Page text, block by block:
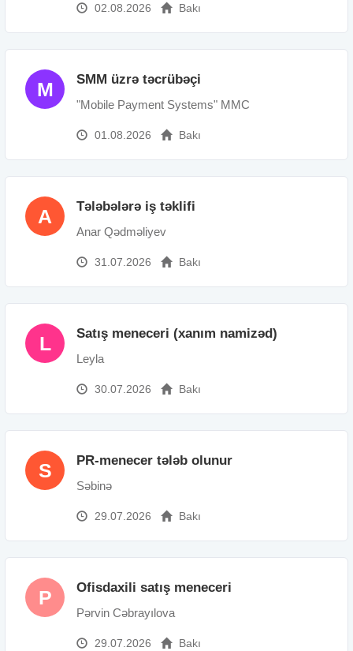
02.08.2026 Bakı
M SMM üzrə təcrübəçi
"Mobile Payment Systems" MMC
01.08.2026 Bakı
A Tələbələrə iş təklifi
Anar Qədməliyev
31.07.2026 Bakı
L Satış meneceri (xanım namizəd)
Leyla
30.07.2026 Bakı
S PR-menecer tələb olunur
Səbinə
29.07.2026 Bakı
P Ofisdaxili satış meneceri
Pərvin Cəbrayılova
29.07.2026 Bakı